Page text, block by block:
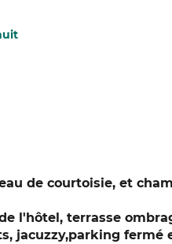
de courtoisie, et
l'hôtel, terrasse
jacuzzy,parking fermé